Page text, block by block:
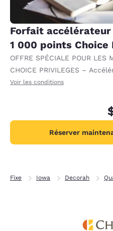
Forfait accélérateur
1 000 points Choice
OFFRE SPÉCIALE POUR LES
CHOICE PRIVILEGES –
progression vers des
Voir les conditions
Réserver
Fixe Iowa Decorah